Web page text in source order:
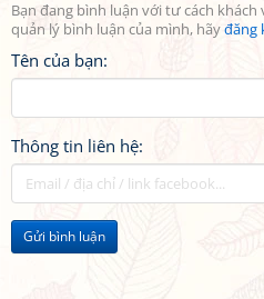
Bạn đang bình luận với tư cách
quản lý bình luận của mình, hãyđăng
Tên của bạn:
Thông tin liên hệ:
Gửi bình luận